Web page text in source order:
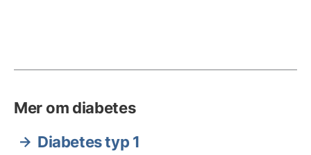
Mer om diabetes
Diabetes typ 1